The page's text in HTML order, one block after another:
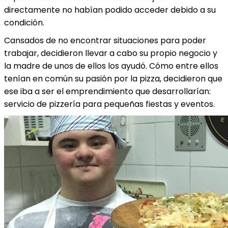
directamente no habían podido acceder debido a su
condición.
Cansados de no encontrar situaciones para poder
trabajar, decidieron llevar a cabo su propio negocio y
la madre de unos de ellos los ayudó. Cómo entre ellos
tenían en común su pasión por la pizza, decidieron que
ese iba a ser el emprendimiento que desarrollarían:
servicio de pizzería para pequeñas fiestas y eventos.